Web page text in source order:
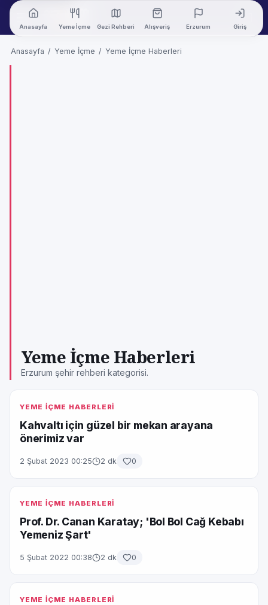
Anasayfa Yeme İçme Gezi Rehberi Alışveriş Erzurum Giriş
Anasayfa / Yeme İçme / Yeme İçme Haberleri
Yeme İçme Haberleri
Erzurum şehir rehberi kategorisi.
YEME İÇME HABERLERİ
Kahvaltı için güzel bir mekan arayana
önerimiz var
2 Şubat 2023 00:25 2 dk 0
YEME İÇME HABERLERİ
Prof. Dr. Canan Karatay; 'Bol Bol Cağ Kebabı
Yemeniz Şart'
5 Şubat 2022 00:38 2 dk 0
YEME İÇME HABERLERİ